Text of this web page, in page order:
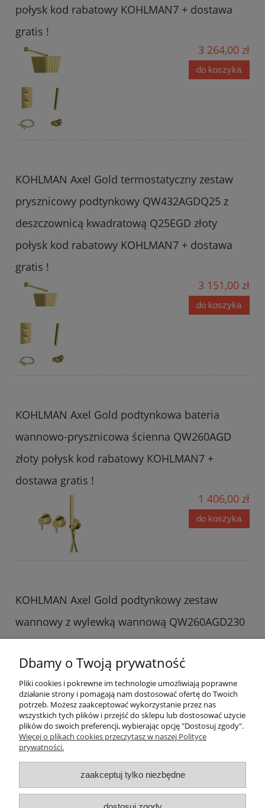
połysk kod rabatowy KOHLMAN7 + dostawa
gratis !
3 264,00 zł
do koszyka
KOHLMAN Axel Gold termostatyczny zestaw
prysznicowy podtynkowy QW432AGDQ25 z
deszczownicą kwadratową Q25EGD złoty
połysk kod rabatowy KOHLMAN7 + dostawa
gratis !
3 151,00 zł
do koszyka
KOHLMAN Axel Gold podtynkowa bateria
wannowo-prysznicowa ścienna QW260AGD
złoty połysk kod rabatowy KOHLMAN7 +
dostawa gratis !
1 406,00 zł
do koszyka
KOHLMAN Axel Gold podtynkowy zestaw
wannowy z wylewką wannową QW260AGD230
Złoty Połysk
do koszyka
Informacje o sklepie
Warunki zakupów
Dbamy o Twoją prywatność
Pliki cookies i pokrewne im technologie umożliwiają poprawne
działanie strony i pomagają nam dostosować ofertę do Twoich
potrzeb. Możesz zaakceptować wykorzystanie przez nas
wszystkich tych plików i przejść do sklepu lub dostosować użycie
plików do swoich preferencji, wybierając opcję "Dostosuj zgody".
Więcej o plikach cookies przeczytasz w naszej Polityce
prywatności.
zaakceptuj tylko niezbędne